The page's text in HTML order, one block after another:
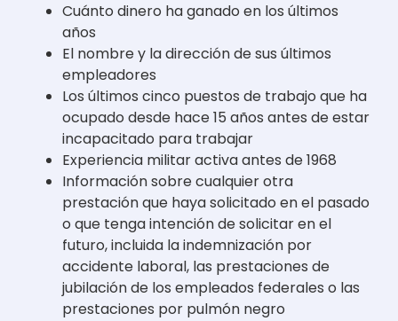
Cuánto dinero ha ganado en los últimos
años
El nombre y la dirección de sus últimos
empleadores
Los últimos cinco puestos de trabajo que ha
ocupado desde hace 15 años antes de estar
incapacitado para trabajar
Experiencia militar activa antes de 1968
Información sobre cualquier otra
prestación que haya solicitado en el pasado
o que tenga intención de solicitar en el
futuro, incluida la indemnización por
accidente laboral, las prestaciones de
jubilación de los empleados federales o las
prestaciones por pulmón negro